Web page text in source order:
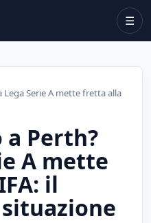
☰
Lega Serie A mette fretta alla
a Perth?
A mette
il